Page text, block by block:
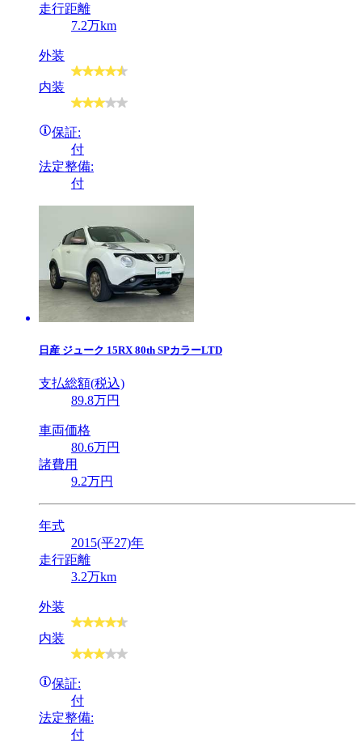
走行距離
7.2万km
外装
内装
保証:
付
法定整備:
付
日産 ジューク 15RX 80th SPカラーLTD
支払総額(税込)
89.8万円
車両価格
80.6万円
諸費用
9.2万円
年式
2015(平27)年
走行距離
3.2万km
外装
内装
保証:
付
法定整備:
付